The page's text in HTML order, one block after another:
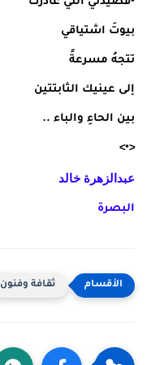
بيوتَ اشتياقي
تتجهُ مسرعةً
إلى عينيك الثابتتين
بين الحاءِ والباء ..
<•>
عبدالزهرة خالد
البصرة
ثقافة وفنون